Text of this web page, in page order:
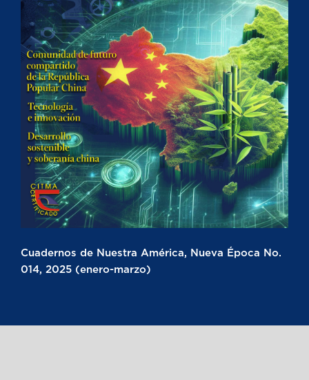
Cuadernos de Nuestra América, Nueva Época No.
014, 2025 (enero-marzo)